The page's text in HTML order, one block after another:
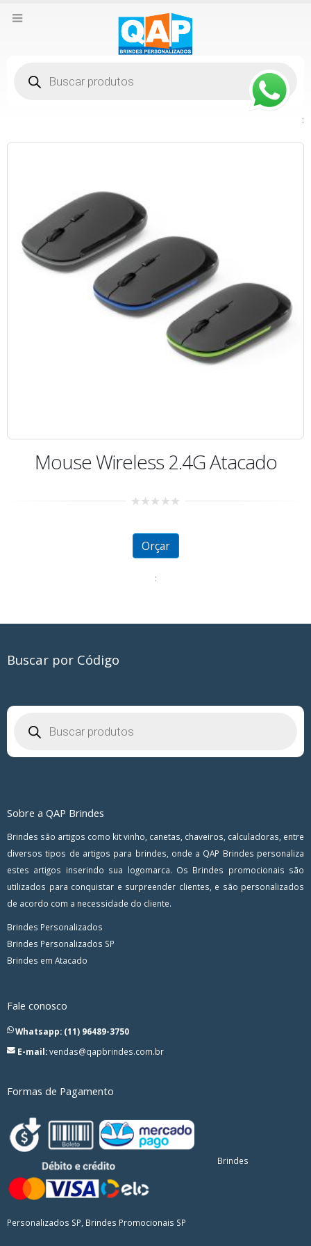
produtos
:
Mouse Wireless 2.4G Atacado
of
Orçar
:
Buscar por Código
produtos
Sobre a QAP Brindes
Brindes são artigos como kit vinho, canetas, chaveiros, calculadoras, entre
diversos tipos de artigos para brindes, onde a QAP Brindes personaliza
estes artigos inserindo sua logomarca. Os Brindes promocionais são
utilizados para conquistar e surpreender clientes, e são personalizados
de acordo com a necessidade do cliente.
Brindes Personalizados
Brindes Personalizados SP
Brindes em Atacado
Fale conosco
Whatsapp: (11) 96489-3750
E-mail:vendas@qapbrindes.com.br
Formas de Pagamento
Brindes
Personalizados SP, Brindes Promocionais SP